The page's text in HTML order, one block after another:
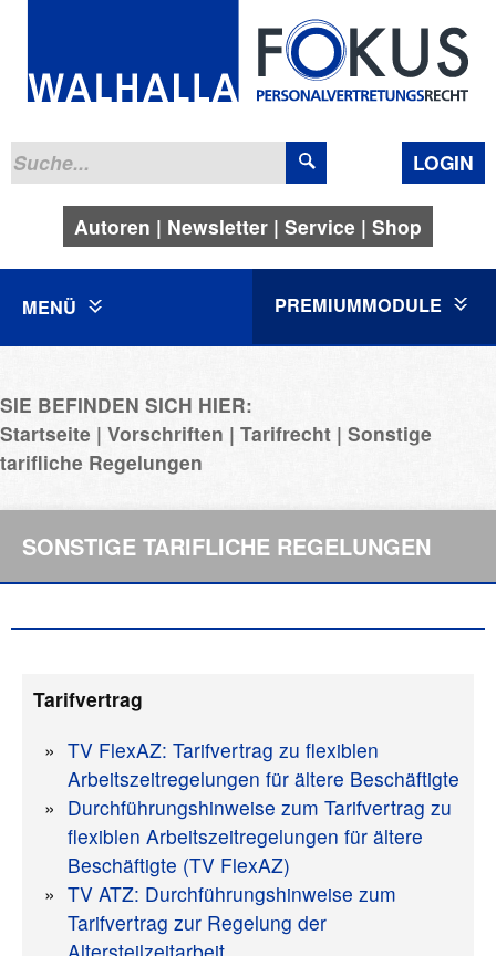
LOGIN
Autoren Newsletter Service Shop
MENÜ PREMIUMMODULE
SIE BEFINDEN SICH HIER:
Startseite
Vorschriften Tarifrecht Sonstige
tarifliche Regelungen
SONSTIGE TARIFLICHE REGELUNGEN
Tarifvertrag
TV FlexAZ: Tarifvertrag zu flexiblen
Arbeitszeitregelungen für ältere Beschäftigte
Durchführungshinweise zum Tarifvertrag zu
flexiblen Arbeitszeitregelungen für ältere
Beschäftigte (TV FlexAZ)
TV ATZ: Durchführungshinweise zum
Tarifvertrag zur Regelung der